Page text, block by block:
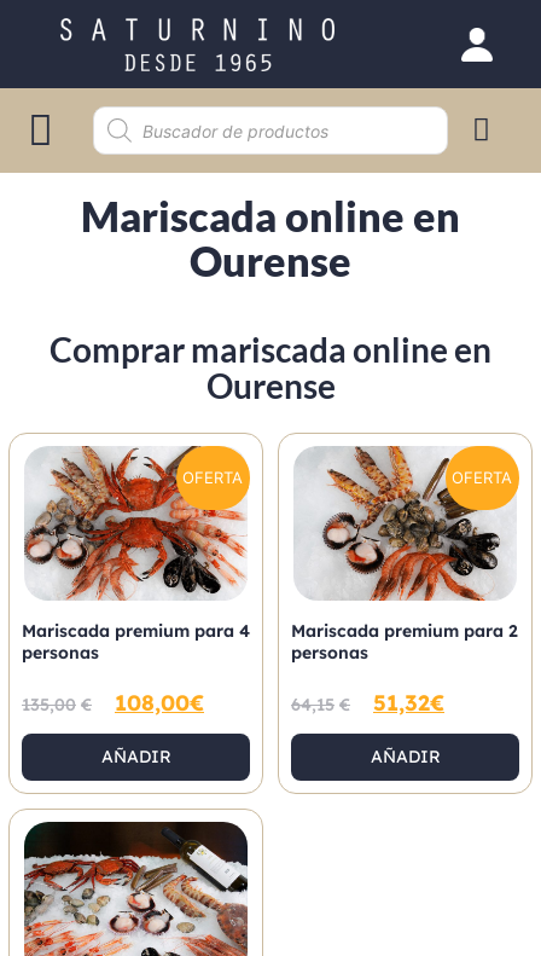
Mariscada online en
Ourense
Comprar mariscada online en
Ourense
OFERTA
Mariscada premium para 4
personas
135,00 € 108,00€
AÑADIR
OFERTA
Mariscada premium para 2
personas
64,15 € 51,32€
AÑADIR